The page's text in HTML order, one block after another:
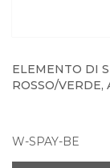
ELEMENTO DI
ROSSO/VERDE,
W-SPAY-BE